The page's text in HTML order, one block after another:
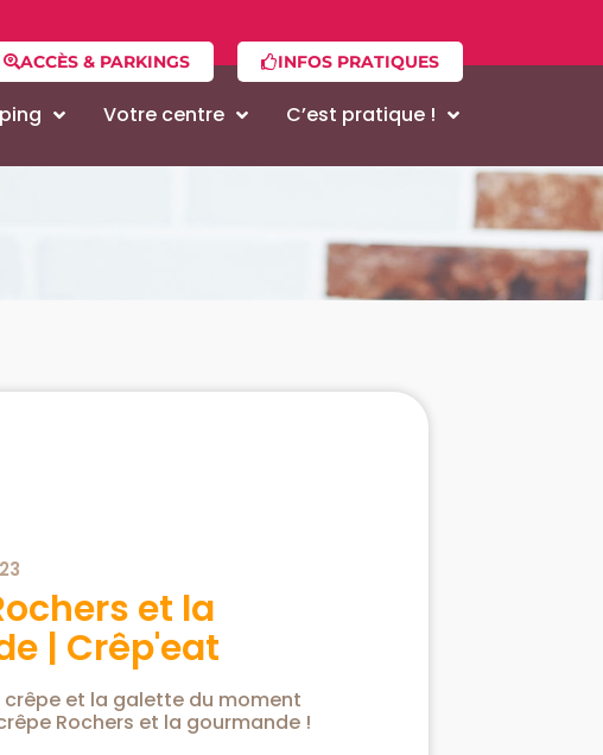
ACCÈS & PARKINGS INFOS PRATIQUES
Votre centre C’est pratique !
et la
| Crêp'eat
crêpe et la galette du moment
Rochers et la gourmande !